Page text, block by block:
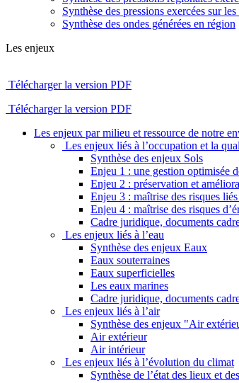
Synthèse des pressions exercées sur les
Synthèse des ondes générées en région
Les enjeux
Télécharger la version PDF
Télécharger la version PDF
Les enjeux par milieu et ressource de notre
Les enjeux liés à l’occupation et la
Synthèse des enjeux Sols
Enjeu 1 : une gestion optimisée
Enjeu 2 : préservation et
Enjeu 3 : maîtrise des risques
Enjeu 4 : maîtrise des risques
Cadre juridique, documents
Les enjeux liés à l’eau
Synthèse des enjeux Eaux
Eaux souterraines
Eaux superficielles
Les eaux marines
Cadre juridique, documents
Les enjeux liés à l’air
Synthèse des enjeux "Air
Air extérieur
Air intérieur
Les enjeux liés à l’évolution du climat
Synthèse de l’état des lieux et